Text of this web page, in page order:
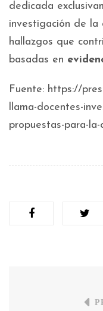
dedicada
investigación de la
hallazgos que
basadas en
Fuente: https://
llama-docentes-
propuestas-para-